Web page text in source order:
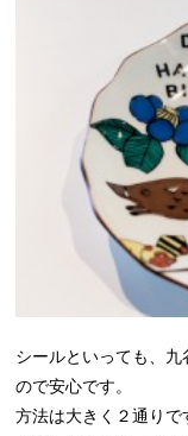
シールといっても、
ので安心です。
方法は大きく２通りで